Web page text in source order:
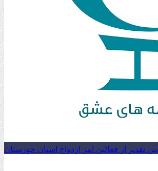
آیین تقدیر از فعالین امر ازدواج استان خوزستان